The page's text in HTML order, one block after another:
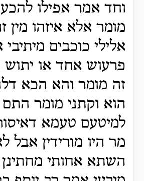
וחד אמר אפילו
מומר אלא איזהו מין
אלילי כוכבים
פרעוש אחד או
זה מומר והא הכא
הוא וקתני מומר התם
למיטעם טעמא
מר היו מורידין אבל
השתא אחותי מחתינן